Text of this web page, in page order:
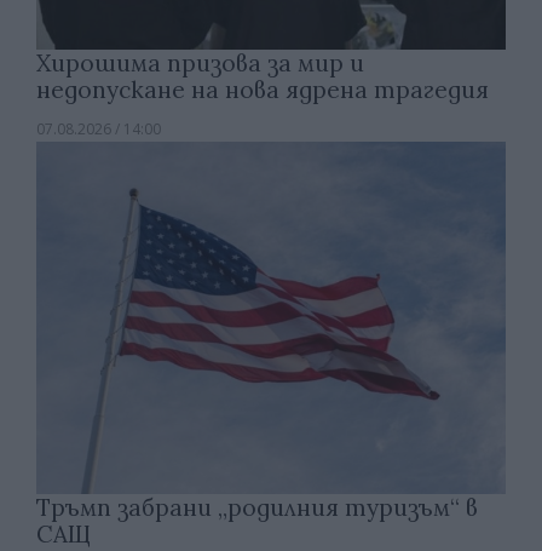
Хирошима призова за мир и
недопускане на нова ядрена трагедия
07.08.2026 / 14:00
Тръмп забрани „родилния туризъм“ в
САЩ